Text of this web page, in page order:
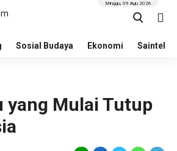
Sosial Budaya Ekonomi Saintek
Minggu, 09 Agu 2026
yang Mulai Tutup